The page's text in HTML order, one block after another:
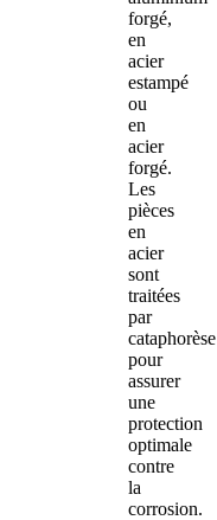
forgé,
en
acier
estampé
ou
en
acier
forgé.
Les
pièces
en
acier
sont
traitées
par
cataphorèse
pour
assurer
une
protection
optimale
contre
la
corrosion.